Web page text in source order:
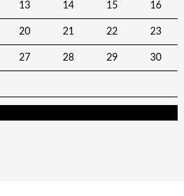
13 14 15 16
20 21 22 23
27 28 29 30